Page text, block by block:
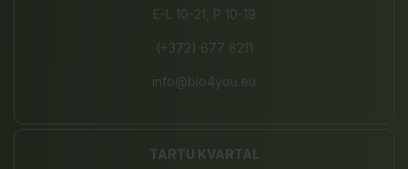
E-L 10-21, P 10-19
(+372) 677 8211
info@bio4you.eu
TARTU KVARTAL